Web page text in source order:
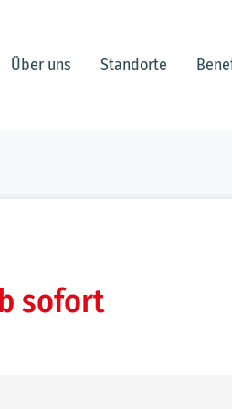
Über uns Standorte
sofort